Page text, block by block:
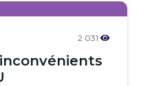
2 031